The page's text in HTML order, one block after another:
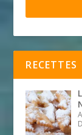
RECETTES